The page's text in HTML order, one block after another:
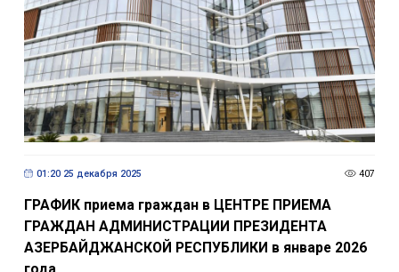
01:20 25 декабря 2025 407
ГРАФИК приема граждан в ЦЕНТРЕ ПРИЕМА
ГРАЖДАН АДМИНИСТРАЦИИ ПРЕЗИДЕНТА
АЗЕРБАЙДЖАНСКОЙ РЕСПУБЛИКИ в январе 2026